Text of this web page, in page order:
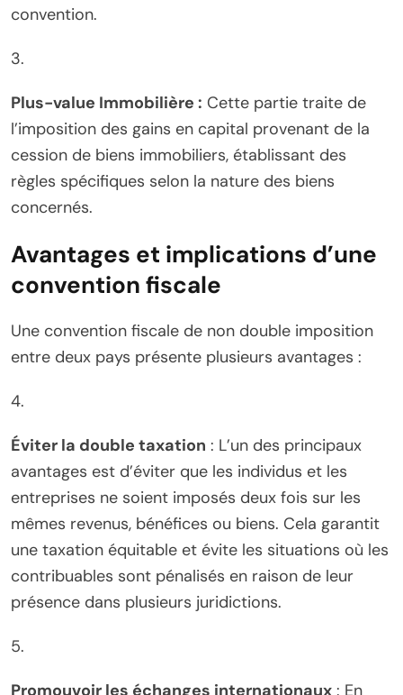
convention.
3.
Plus-value Immobilière : Cette partie traite de
l’imposition des gains en capital provenant de la
cession de biens immobiliers, établissant des
règles spécifiques selon la nature des biens
concernés.
Avantages et implications d’une
convention fiscale
Une convention fiscale de non double imposition
entre deux pays présente plusieurs avantages :
4.
Éviter la double taxation : L’un des principaux
avantages est d’éviter que les individus et les
entreprises ne soient imposés deux fois sur les
mêmes revenus, bénéfices ou biens. Cela garantit
une taxation équitable et évite les situations où les
contribuables sont pénalisés en raison de leur
présence dans plusieurs juridictions.
5.
Promouvoir les échanges internationaux : En